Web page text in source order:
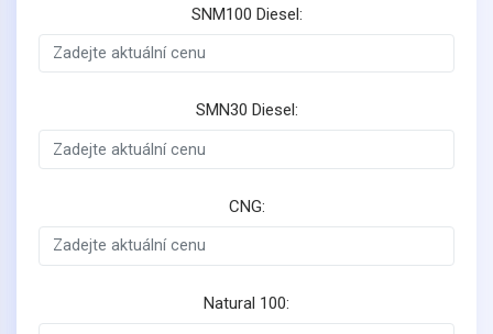
SNM100 Diesel:
SMN30 Diesel:
CNG:
Natural 100: